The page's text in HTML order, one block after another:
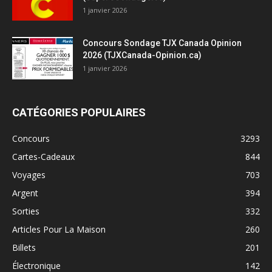
1 janvier 2026
Concours Sondage TJX Canada Opinion
2026 (TJXCanada-Opinion.ca)
1 janvier 2026
CATÉGORIES POPULAIRES
Concours
3293
Cartes-Cadeaux
844
Voyages
703
Argent
394
Sorties
332
Articles Pour La Maison
260
Billets
201
Électronique
142